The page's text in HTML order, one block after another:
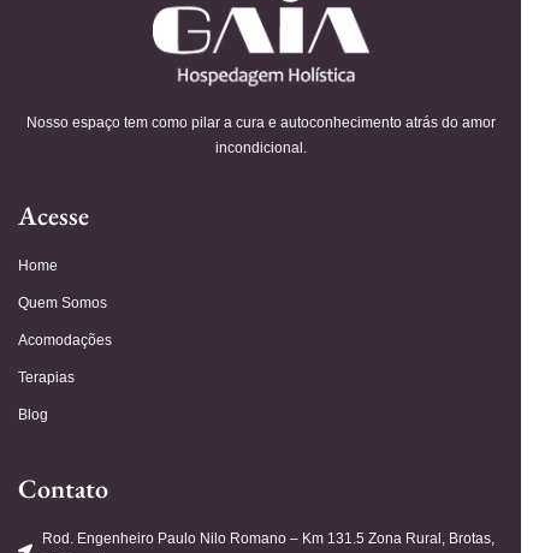
Nosso espaço tem como pilar a cura e autoconhecimento atrás do amor
incondicional.
Acesse
Home
Quem Somos
Acomodações
Terapias
Blog
Contato
Rod. Engenheiro Paulo Nilo Romano – Km 131.5 Zona Rural, Brotas,